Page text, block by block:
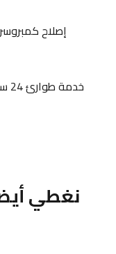
إصلاح كمبروسر
خدمة طوارئ 24 ساعة
نغطي